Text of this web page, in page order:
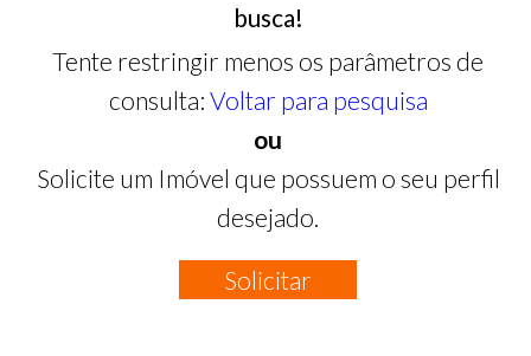
busca!
Tente restringir menos os parâmetros de
consulta: Voltar para pesquisa
ou
Solicite um Imóvel que possuem o seu perfil
desejado.
Solicitar